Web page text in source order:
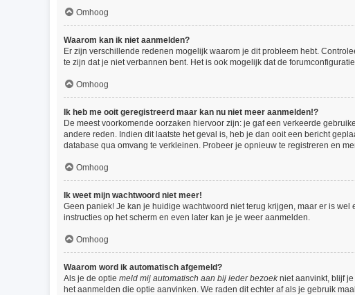
Omhoog
Waarom kan ik niet aanmelden?
Er zijn verschillende redenen mogelijk waarom je dit probleem hebt.
te zijn dat je niet verbannen bent. Het is ook mogelijk dat de
Omhoog
Ik heb me ooit geregistreerd maar kan nu niet meer aanmelden!?
De meest voorkomende oorzaken hiervoor zijn: je gaf een verkeerde
andere reden. Indien dit laatste het geval is, heb je dan ooit een bericht
database qua omvang te verkleinen. Probeer je opnieuw te registreren en
Omhoog
Ik weet mijn wachtwoord niet meer!
Geen paniek! Je kan je huidige wachtwoord niet terug krijgen, maar er is
instructies op het scherm en even later kan je je weer aanmelden.
Omhoog
Waarom word ik automatisch afgemeld?
Als je de optie meld mij automatisch aan bij ieder bezoekniet aanvinkt, blijf je
het aanmelden die optie aanvinken. We raden dit echter af als je gebruik